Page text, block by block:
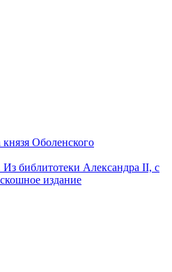
князя Оболенского